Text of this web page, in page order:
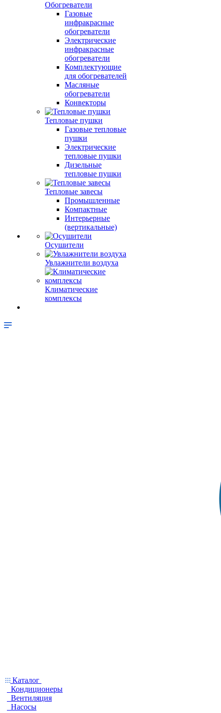
Обогреватели
Газовые
инфракрасные
обогреватели
Электрические
инфракрасные
обогреватели
Комплектующие
для обогревателей
Масляные
обогреватели
Конвекторы
Тепловые пушки
Газовые тепловые
пушки
Электрические
тепловые пушки
Дизельные
тепловые пушки
Тепловые завесы
Промышленные
Компактные
Интерьерные
(вертикальные)
Осушители
Увлажнители воздуха
Климатические
комплексы
Каталог
Кондиционеры
Вентиляция
Насосы